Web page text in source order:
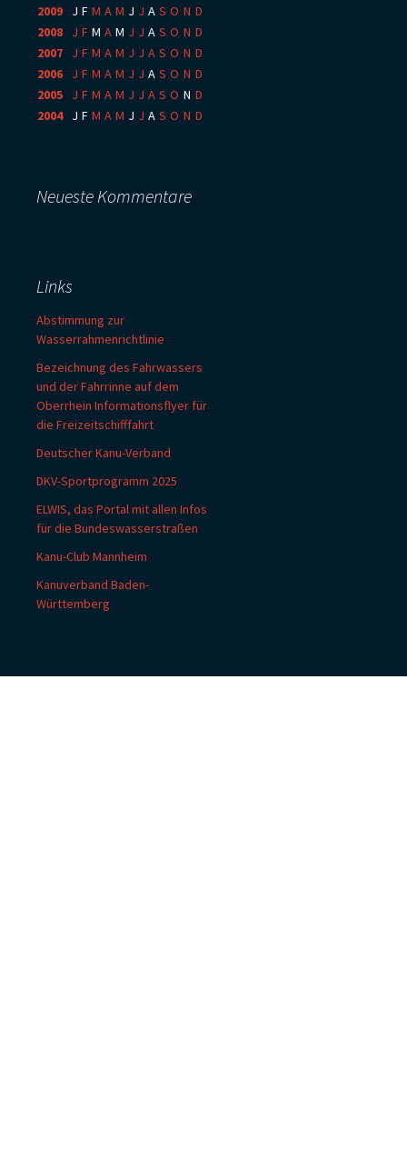
2009
J F M A M J J A S O N D
2008
J F M A M J J A S O N D
2007
J F M A M J J A S O N D
2006
J F M A M J J A S O N D
2005
J F M A M J J A S O N D
2004: J F M A M J J A S O N D
Neueste Kommentare
Links
Abstimmung zur
Wasserrahmenrichtlinie
Bezeichnung des Fahrwassers
und der Fahrrinne auf dem
Oberrhein Informationsflyer für
die Freizeitschifffahrt
Deutscher Kanu-Verband
DKV-Sportprogramm 2025
ELWIS, das Portal mit allen Infos
für die Bundeswasserstraßen
Kanu-Club Mannheim
Kanuverband Baden-
Württemberg